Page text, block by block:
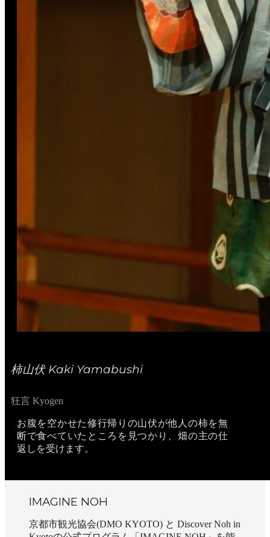
柿山伏 Kaki Yamabushi
狂言 Kyogen
お腹を空かせた修行帰りの山伏が他人の柿を無
断で食べていたところを見つかり、畑の主の仕
返しを受けます。
IMAGINE NOH
京都市観光協会(DMO KYOTO) と Discover Noh in